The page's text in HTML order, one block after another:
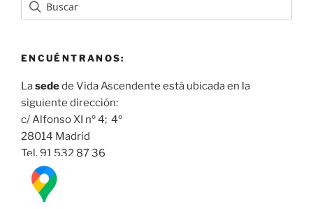
ENCUÉNTRANOS:
Lasedede Vida Ascendente está ubicada en la
siguiente dirección:
c/ Alfonso XI nº 4; 4º
28014 Madrid
Tel. 91 532 87 36